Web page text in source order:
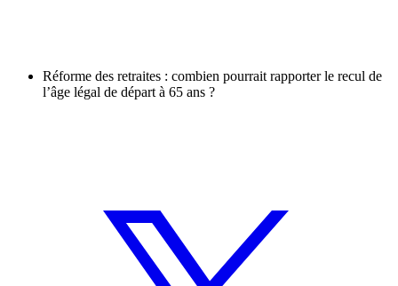
Réforme des retraites : combien pourrait rapporter le recul de
l’âge légal de départ à 65 ans ?